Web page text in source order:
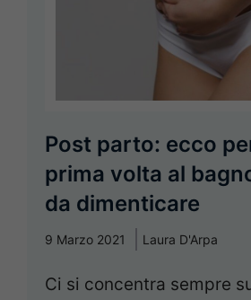
Post parto: ecco
prima volta al
da dimenticare
9 Marzo 2021 Laura D'Arpa
Ci si concentra sempre